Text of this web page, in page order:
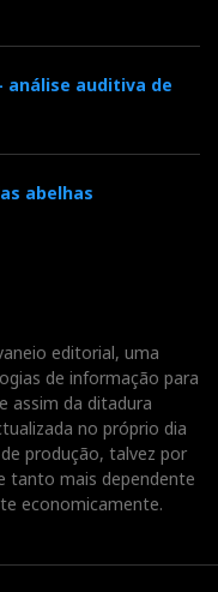
análise auditiva de
abelhas
editorial, uma
de informação para
assim da ditadura
no próprio dia
produção, talvez por
tanto mais dependente
economicamente.